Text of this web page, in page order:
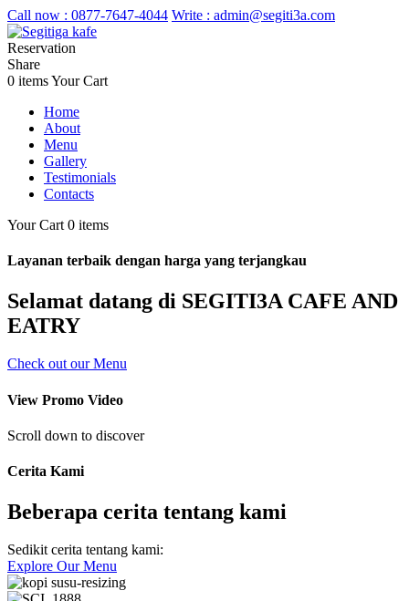
Call now : 0877-7647-4044 Write : admin@segiti3a.com
Reservation
Share
0 itemsYour Cart
Home
About
Menu
Gallery
Testimonials
Contacts
Your Cart 0 items
Layanan terbaik dengan harga yang terjangkau
Selamat datang di SEGITI3A CAFE AND
EATRY
Check out our Menu
View Promo Video
Scroll down to discover
Cerita Kami
Beberapa cerita tentang kami
Sedikit cerita tentang kami:
Explore Our Menu